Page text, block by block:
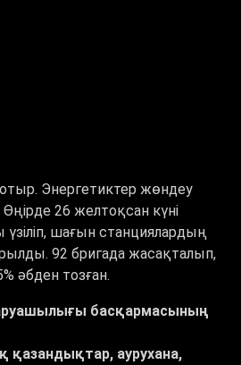
Энергетиктер жөндеу
26 желтоқсан күні
шағын станциялардың
92 бригада жасақталып,
әбден тозған.
басқармасының
қазандықтар, аурухана,